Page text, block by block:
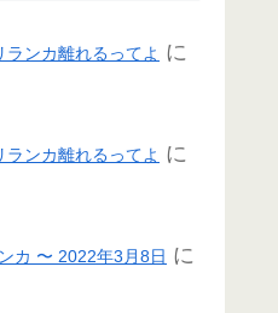
ンカ離れるってよ に
ンカ離れるってよ に
カ 〜 2022年3月8日 に